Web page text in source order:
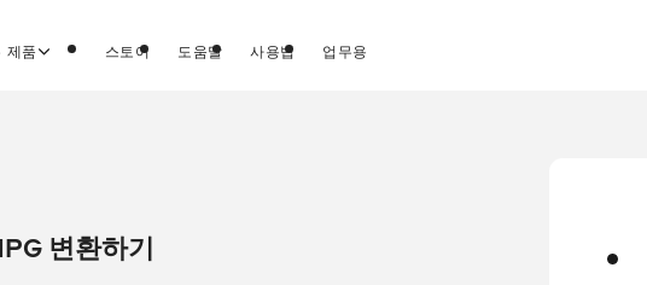
제품 스토어 도움말 사용법 업무용
변환하기